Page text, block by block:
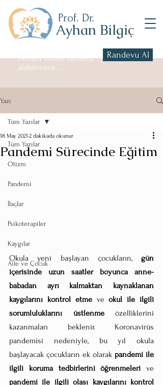
Prof. Dr.
Ayhan Bilgiç
Hemen online randevu
alabilirsiniz...
Randevu Al
Yazı
Tüm Yazılar
Otizm
Pandemi
İlaçlar
Psikoterapiler
Kaygılar
Aile ve Çocuk
Tüm Yazılar
Pandemi Sürecinde Eğitim
18 May 2021 2 dakikada okunur
Okula yeni başlayan çocukların, gün
içerisinde uzun saatler boyunca anne-
babadan ayrı kalmaktan kaynaklanan
kaygılarını kontrol etme ve okul ile ilgili
sorumluluklarını üstlenme özelliklerini
kazanmaları beklenir. Koronavirüs
pandemisi nedeniyle, bu yıl okula
başlayacak çocukların ek olarak pandemi ile
ilgili koruma tedbirlerini öğrenmeleri
pandemi ile ilgili olası kaygılarını kontrol